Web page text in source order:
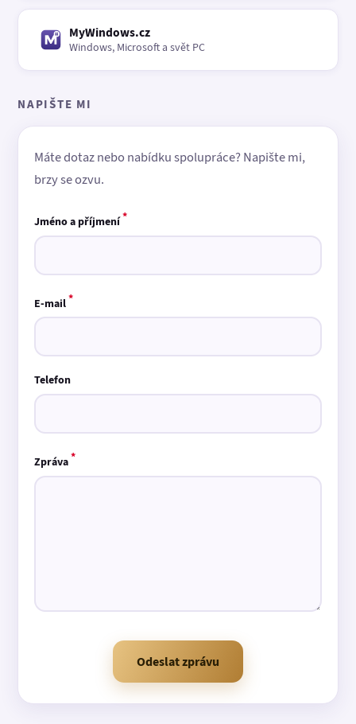
MyWindows.cz
Windows, Microsoft a svět PC
NAPIŠTE MI
Máte dotaz nebo nabídku spolupráce? Napište mi,
brzy se ozvu.
Jméno a příjmení*
E-mail*
Telefon
Zpráva*
Odeslat zprávu